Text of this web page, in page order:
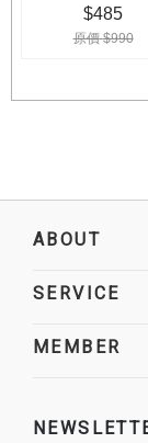
ABOUT
SERVICE
MEMBER